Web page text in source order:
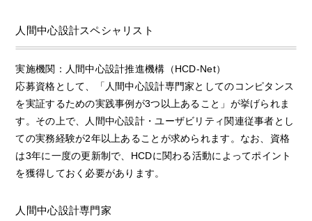
人間中心設計スペシャリスト
実施機関：人間中心設計推進機構（HCD-Net）
応募資格として、「人間中心設計専門家としてのコンピタンス
を実証するための実践事例が3つ以上あること」が挙げられま
す。その上で、人間中心設計・ユーザビリティ関連従事者とし
ての実務経験が2年以上あることが求められます。なお、資格
は3年に一度の更新制で、HCDに関わる活動によってポイント
を獲得しておく必要があります。
人間中心設計専門家